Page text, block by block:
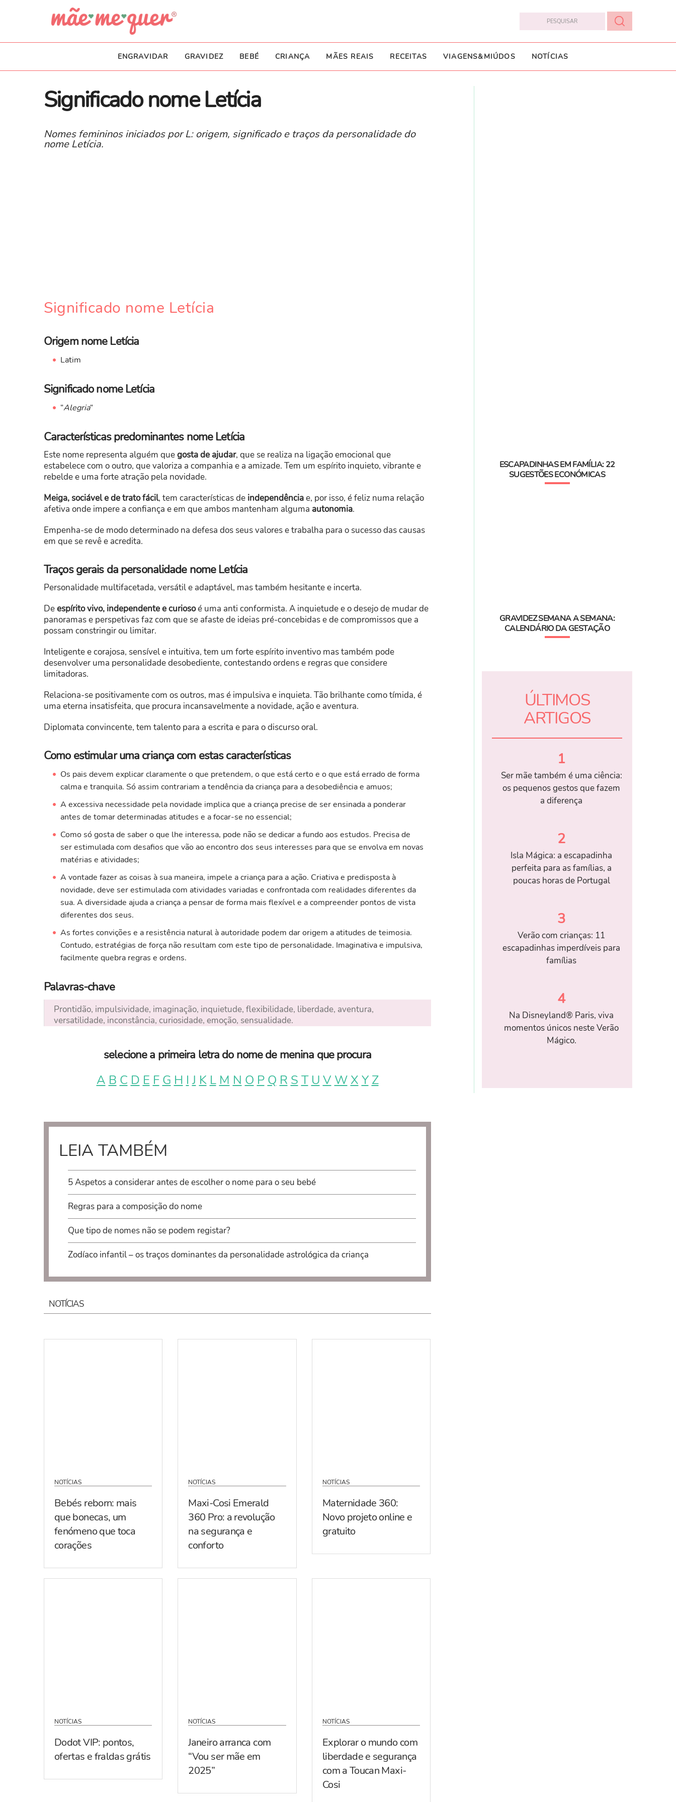
ENGRAVIDAR GRAVIDEZ BEBÉ CRIANÇA MÃES REAIS RECEITAS VIAGENS&MIÚDOS NOTÍCIAS
Significado nome Letícia
Nomes femininos iniciados por L: origem, significado e traços da personalidade do
nome Letícia.
Significado nome Letícia
Origem nome Letícia
Latim
Significado nome Letícia
“Alegria“
Características predominantes nome Letícia
Este nome representa alguém quegosta de ajudar, que se realiza na ligação emocional que
estabelece com o outro, que valoriza a companhia e a amizade. Tem um espírito inquieto, vibrante e
rebelde e uma forte atração pela novidade.
Meiga, sociável e de trato fácil, tem características de independênciae, por isso, é feliz numa relação
afetiva onde impere a confiança e em que ambos mantenham alguma autonomia.
Empenha-se de modo determinado na defesa dos seus valores e trabalha para o sucesso das causas
em que se revê e acredita.
Traços gerais da personalidade nome Letícia
Personalidade multifacetada, versátil e adaptável, mas também hesitante e incerta.
Deespírito vivo, independente e curiosoé uma anti conformista. A inquietude e o desejo de mudar de
panoramas e perspetivas faz com que se afaste de ideias pré-concebidas e de compromissos que a
possam constringir ou limitar.
Inteligente e corajosa, sensível e intuitiva, tem um forte espírito inventivo mas também pode
desenvolver uma personalidade desobediente, contestando ordens e regras que considere
limitadoras.
Relaciona-se positivamente com os outros, mas é impulsiva e inquieta. Tão brilhante como tímida, é
uma eterna insatisfeita, que procura incansavelmente a novidade, ação e aventura.
Diplomata convincente, tem talento para a escrita e para o discurso oral.
Como estimular uma criança com estas características
Os pais devem explicar claramente o que pretendem, o que está certo e o que está errado de forma
calma e tranquila. Só assim contrariam a tendência da criança para a desobediência e amuos;
A excessiva necessidade pela novidade implica que a criança precise de ser ensinada a ponderar
antes de tomar determinadas atitudes e a focar-se no essencial;
Como só gosta de saber o que lhe interessa, pode não se dedicar a fundo aos estudos. Precisa de
ser estimulada com desafios que vão ao encontro dos seus interesses para que se envolva em novas
matérias e atividades;
A vontade fazer as coisas à sua maneira, impele a criança para a ação. Criativa e predisposta à
novidade, deve ser estimulada com atividades variadas e confrontada com realidades diferentes da
sua. A diversidade ajuda a criança a pensar de forma mais flexível e a compreender pontos de vista
diferentes dos seus.
As fortes convições e a resistência natural à autoridade podem dar origem a atitudes de teimosia.
Contudo, estratégias de força não resultam com este tipo de personalidade. Imaginativa e impulsiva,
facilmente quebra regras e ordens.
Palavras-chave
Prontidão, impulsividade, imaginação, inquietude, flexibilidade, liberdade, aventura,
versatilidade, inconstância, curiosidade, emoção, sensualidade.
selecione a primeira letra do nome de menina que procura
A B C D E F G H I J K L M N O P Q R S T U V W X Y Z
LEIA TAMBÉM
5 Aspetos a considerar antes de escolher o nome para o seu bebé
Regras para a composição do nome
Que tipo de nomes não se podem registar?
Zodíaco infantil – os traços dominantes da personalidade astrológica da criança
NOTÍCIAS
NOTÍCIAS
Bebés reborn: mais
que bonecas, um
fenómeno que toca
corações
NOTÍCIAS
Maxi-Cosi Emerald
360 Pro: a revolução
na segurança e
conforto
NOTÍCIAS
Maternidade 360:
Novo projeto online e
gratuito
NOTÍCIAS
Dodot VIP: pontos,
ofertas e fraldas grátis
NOTÍCIAS
Janeiro arranca com
“Vou ser mãe em
2025”
NOTÍCIAS
Explorar o mundo com
liberdade e segurança
com a Toucan Maxi-
Cosi
ESCAPADINHAS EM FAMÍLIA: 22
SUGESTÕES ECONÓMICAS
GRAVIDEZ SEMANA A SEMANA:
CALENDÁRIO DA GESTAÇÃO
ÚLTIMOS
ARTIGOS
1
Ser mãe também é uma ciência:
os pequenos gestos que fazem
a diferença
2
Isla Mágica: a escapadinha
perfeita para as famílias, a
poucas horas de Portugal
3
Verão com crianças: 11
escapadinhas imperdíveis para
famílias
4
Na Disneyland® Paris, viva
momentos únicos neste Verão
Mágico.